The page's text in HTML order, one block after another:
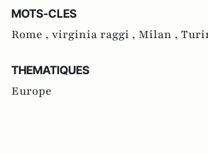
MOTS-CLES
Rome , virginia raggi , Milan ,
THEMATIQUES
Europe